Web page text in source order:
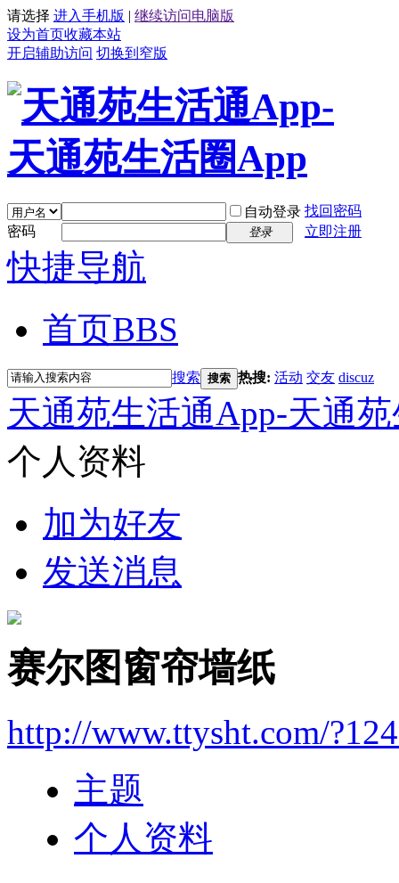
请选择 进入手机版 | 继续访问电脑版
设为首页收藏本站
开启辅助访问 切换到窄版
自动登录 找回密码
密码
登录 立即注册
快捷导航
首页BBS
搜索 搜索 热搜: 活动 交友 discuz
天通苑生活通App-天通
个人资料
加为好友
发送消息
赛尔图窗帘墙纸
http://www.ttysht.com/
主题
个人资料